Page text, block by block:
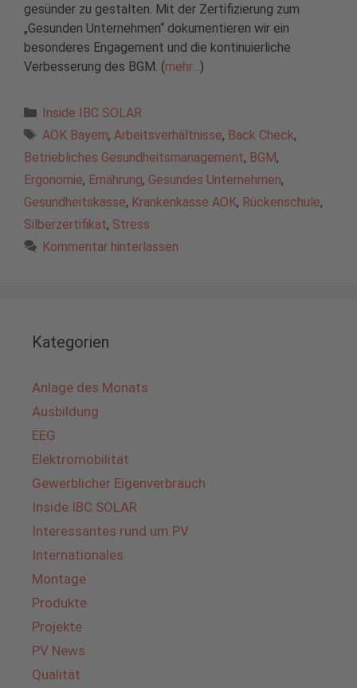
gesünder zu gestalten. Mit der Zertifizierung zum
„Gesunden Unternehmen“ dokumentieren wir ein
besonderes Engagement und die kontinuierliche
Verbesserung des BGM. (mehr… )
Kategorien
Inside IBC SOLAR
Schlagwörter
AOK Bayern, Arbeitsverhältnisse, Back Check,
Betriebliches Gesundheitsmanagement, BGM,
Ergonomie, Ernährung, Gesundes Unternehmen,
Gesundheitskasse, Krankenkasse AOK, Rückenschule,
Silberzertifikat, Stress
Kommentar hinterlassen
Kategorien
Anlage des Monats
Ausbildung
EEG
Elektromobilität
Gewerblicher Eigenverbrauch
Inside IBC SOLAR
Interessantes rund um PV
Internationales
Montage
Produkte
Projekte
PV News
Qualität